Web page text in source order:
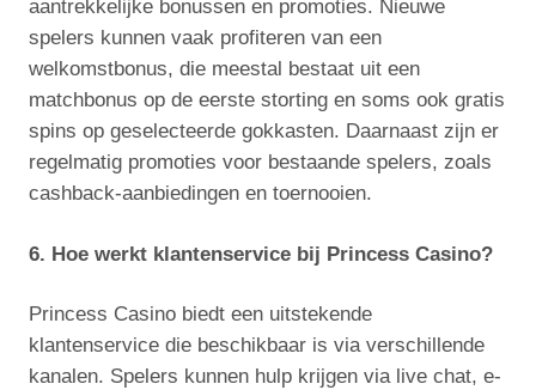
aantrekkelijke bonussen en promoties. Nieuwe
spelers kunnen vaak profiteren van een
welkomstbonus, die meestal bestaat uit een
matchbonus op de eerste storting en soms ook gratis
spins op geselecteerde gokkasten. Daarnaast zijn er
regelmatig promoties voor bestaande spelers, zoals
cashback-aanbiedingen en toernooien.
6. Hoe werkt klantenservice bij Princess Casino?
Princess Casino biedt een uitstekende
klantenservice die beschikbaar is via verschillende
kanalen. Spelers kunnen hulp krijgen via live chat, e-